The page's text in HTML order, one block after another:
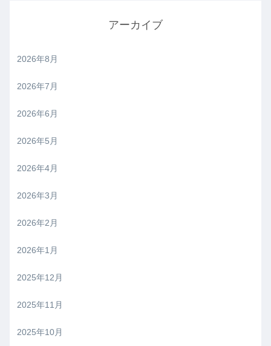
アーカイブ
2026年8月
2026年7月
2026年6月
2026年5月
2026年4月
2026年3月
2026年2月
2026年1月
2025年12月
2025年11月
2025年10月